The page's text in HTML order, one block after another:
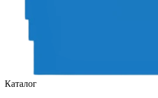
Каталог